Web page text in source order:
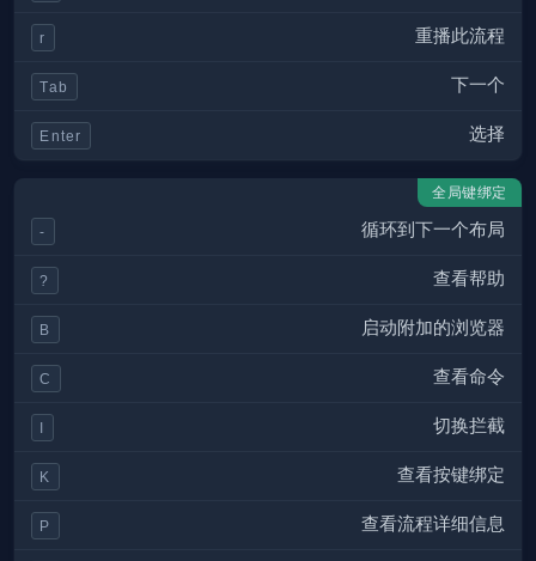
r 重播此流程
Tab 下一个
Enter 选择
全局键绑定
- 循环到下一个布局
? 查看帮助
B 启动附加的浏览器
C 查看命令
I 切换拦截
K 查看按键绑定
P 查看流程详细信息